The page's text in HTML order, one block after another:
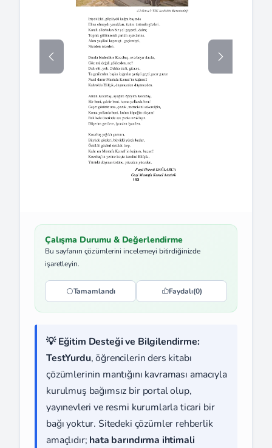
Çalışma Durumu & Değerlendirme
Bu sayfanın çözümlerini incelemeyi bitirdiğinizde
işaretleyin.
Tamamlandı Faydalı(0)
💡 Eğitim Desteği ve Bilgilendirme:
TestYurdu, öğrencilerin ders kitabı
çözümlerinin mantığını kavraması amacıyla
kurulmuş bağımsız bir portal olup,
yayınevleri ve resmi kurumlarla ticari bir
bağı yoktur. Sitedeki çözümler rehberlik
amaçlıdır; hata barındırma ihtimali